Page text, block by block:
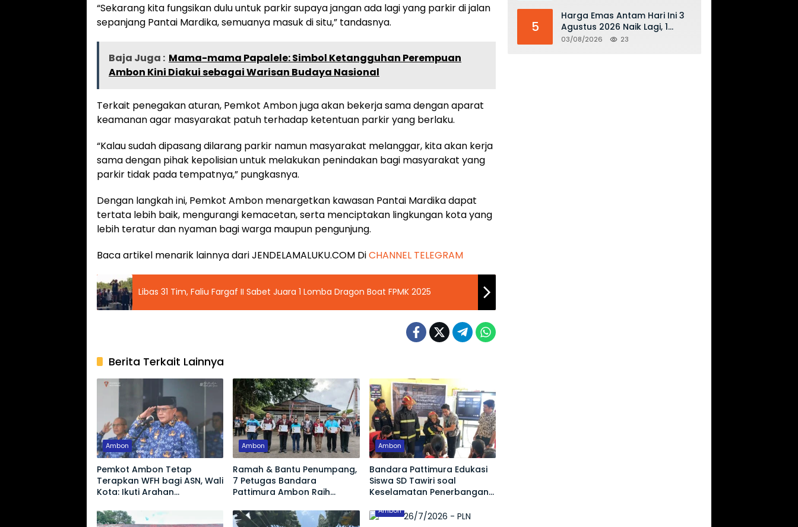
“Sekarang kita fungsikan dulu untuk parkir supaya jangan ada lagi yang parkir di jalan
sepanjang Pantai Mardika, semuanya masuk di situ,” tandasnya.
Baja Juga : Mama-mama Papalele: Simbol Ketangguhan Perempuan
Ambon Kini Diakui sebagai Warisan Budaya Nasional
Terkait penegakan aturan, Pemkot Ambon juga akan bekerja sama dengan aparat
keamanan agar masyarakat patuh terhadap ketentuan parkir yang berlaku.
“Kalau sudah dipasang dilarang parkir namun masyarakat melanggar, kita akan kerja
sama dengan pihak kepolisian untuk melakukan penindakan bagi masyarakat yang
parkir tidak pada tempatnya,” pungkasnya.
Dengan langkah ini, Pemkot Ambon menargetkan kawasan Pantai Mardika dapat
tertata lebih baik, mengurangi kemacetan, serta menciptakan lingkungan kota yang
lebih teratur dan nyaman bagi warga maupun pengunjung.
Baca artikel menarik lainnya dari JENDELAMALUKU.COM DiCHANNEL TELEGRAM
Libas 31 Tim, Faliu Fargaf II Sabet Juara 1 Lomba Dragon Boat FPMK 2025
Berita Terkait Lainnya
Ambon
Pemkot Ambon Tetap
Terapkan WFH bagi ASN, Wali
Kota: Ikuti Arahan
Ambon
Ramah & Bantu Penumpang,
7 Petugas Bandara
Pattimura Ambon Raih
Ambon
Bandara Pattimura Edukasi
Siswa SD Tawiri soal
Keselamatan Penerbangan
Layang-layang di KKOP
Ambon
5
Harga Emas Antam Hari Ini 3
Agustus 2026 Naik Lagi, 1
Gram Tembus Rp 2,61 Juta
03/08/2026 23